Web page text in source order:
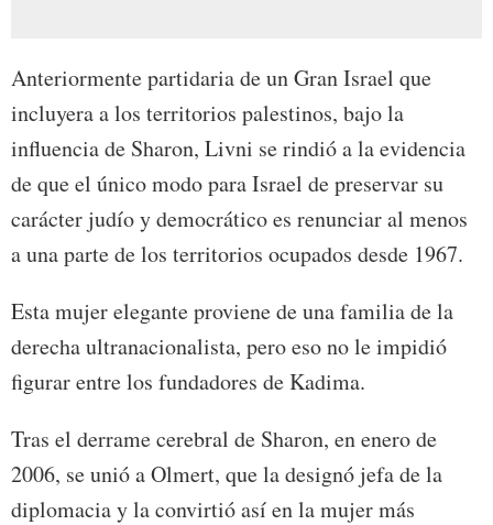
Anteriormente partidaria de un Gran Israel que
incluyera a los territorios palestinos, bajo la
influencia de Sharon, Livni se rindió a la evidencia
de que el único modo para Israel de preservar su
carácter judío y democrático es renunciar al menos
a una parte de los territorios ocupados desde 1967.
Esta mujer elegante proviene de una familia de la
derecha ultranacionalista, pero eso no le impidió
figurar entre los fundadores de Kadima.
Tras el derrame cerebral de Sharon, en enero de
2006, se unió a Olmert, que la designó jefa de la
diplomacia y la convirtió así en la mujer más